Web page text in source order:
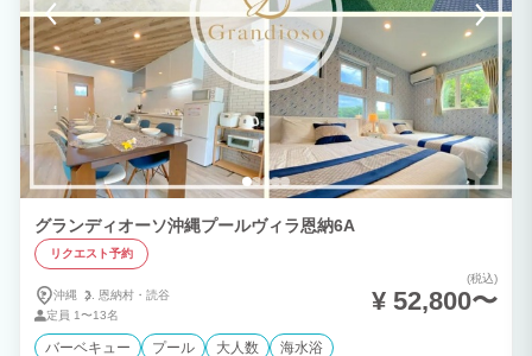
グランディオーソ沖縄プールヴィラ恩納6A
リクエスト予約
沖縄 恩納村・ 読谷
定員 1〜13名
(税込)
¥ 52,800〜
バーベキュー プール 大人数 海水浴